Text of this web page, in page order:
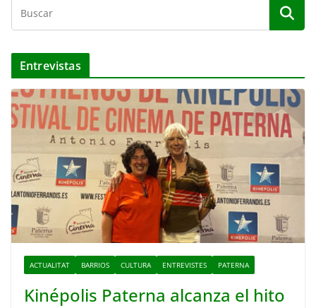
Entrevistas
ACTUALITAT BARRIOS CULTURA ENTREVISTES PATERNA
Kinépolis Paterna alcanza el hito